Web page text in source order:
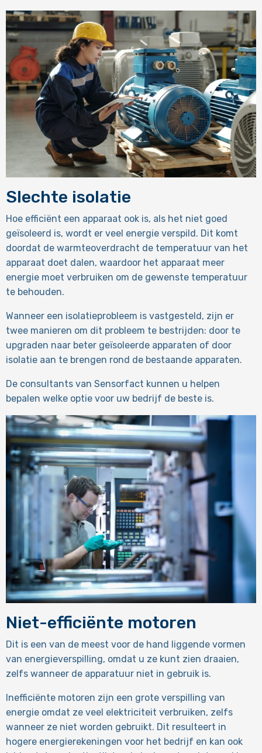
Slechte isolatie
Hoe efficiënt een apparaat ook is, als het niet goed
geïsoleerd is, wordt er veel energie verspild. Dit komt
doordat de warmteoverdracht de temperatuur van het
apparaat doet dalen, waardoor het apparaat meer
energie moet verbruiken om de gewenste temperatuur
te behouden.
Wanneer een isolatieprobleem is vastgesteld, zijn er
twee manieren om dit probleem te bestrijden: door te
upgraden naar beter geïsoleerde apparaten of door
isolatie aan te brengen rond de bestaande apparaten.
De consultants van Sensorfact kunnen u helpen
bepalen welke optie voor uw bedrijf de beste is.
Niet-efficiënte motoren
Dit is een van de meest voor de hand liggende vormen
van energieverspilling, omdat u ze kunt zien draaien,
zelfs wanneer de apparatuur niet in gebruik is.
Inefficiënte motoren zijn een grote verspilling van
energie omdat ze veel elektriciteit verbruiken, zelfs
wanneer ze niet worden gebruikt. Dit resulteert in
hogere energierekeningen voor het bedrijf en kan ook